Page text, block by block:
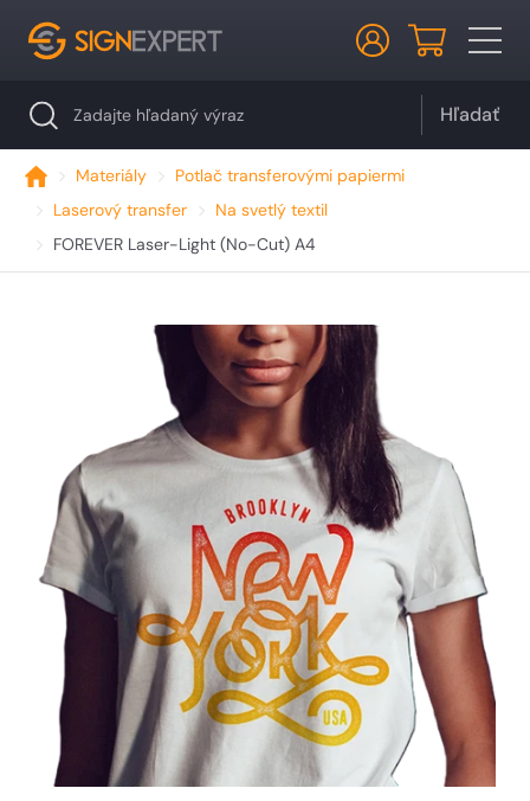
Hľadať
Materiály
Potlač transferovými papiermi
Laserový transfer
Na svetlý textil
FOREVER Laser-Light (No-Cut) A4